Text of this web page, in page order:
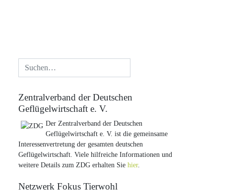
Zentralverband der Deutschen
Geflügelwirtschaft e. V.
Der Zentralverband der Deutschen
Geflügelwirtschaft e. V. ist die gemeinsame
Interessenvertretung der gesamten deutschen
Geflügelwirtschaft. Viele hilfreiche Informationen und
weitere Details zum ZDG erhalten Sie hier.
Netzwerk Fokus Tierwohl